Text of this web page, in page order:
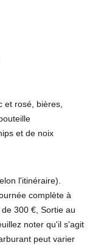
et rosé, bières,
et de noix
l'itinéraire).
complète à
300 €, Sortie au
noter qu'il s'agit
peut varier